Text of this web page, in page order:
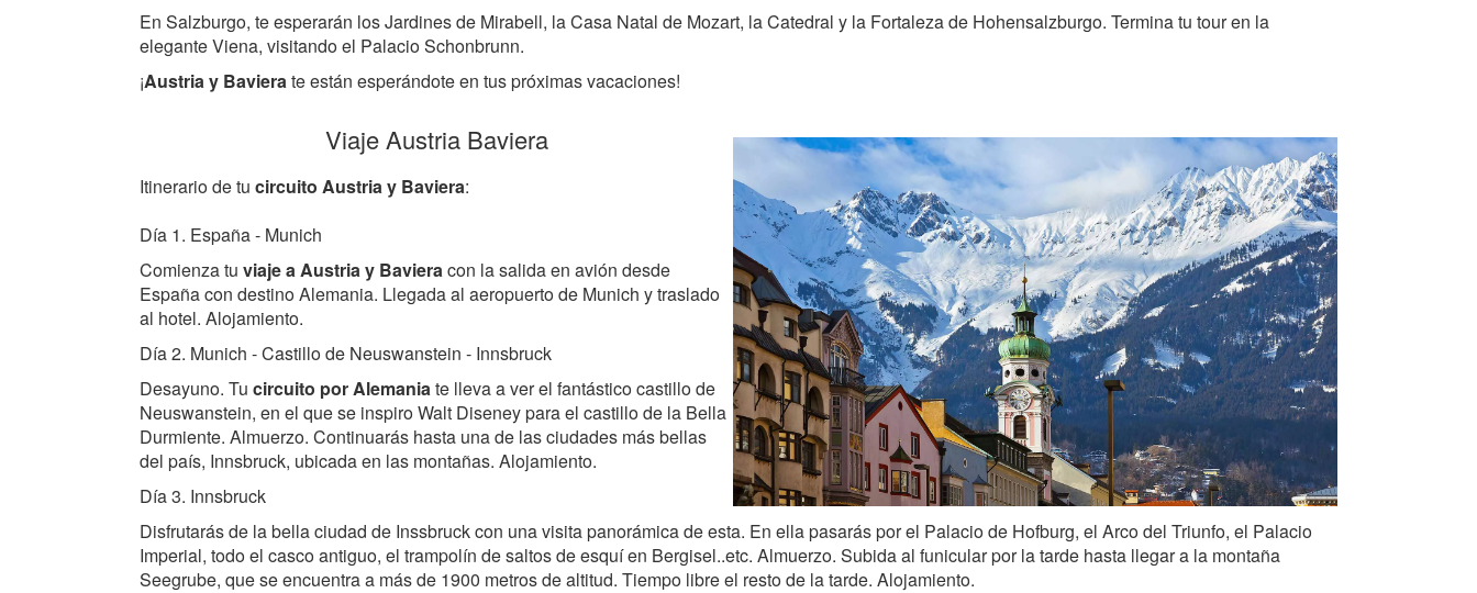
En Salzburgo, te esperarán los Jardines de Mirabell, la Casa Natal de Mozart, la Catedral y la Fortaleza de Hohensalzburgo. Termina tu tour en la
elegante Viena, visitando el Palacio Schonbrunn.
¡Austria y Bavierate están esperándote en tus próximas vacaciones!
Viaje Austria Baviera
Itinerario de tu circuito Austria y Baviera:
Día 1. España - Munich
Comienza tu viaje a Austria y Bavieracon la salida en avión desde
España con destino Alemania. Llegada al aeropuerto de Munich y traslado
al hotel. Alojamiento.
Día 2. Munich - Castillo de Neuswanstein - Innsbruck
Desayuno. Tu circuito por Alemaniate lleva a ver el fantástico castillo de
Neuswanstein, en el que se inspiro Walt Diseney para el castillo de la Bella
Durmiente. Almuerzo. Continuarás hasta una de las ciudades más bellas
del país, Innsbruck, ubicada en las montañas. Alojamiento.
Día 3. Innsbruck
Disfrutarás de la bella ciudad de Inssbruck con una visita panorámica de esta. En ella pasarás por el Palacio de Hofburg, el Arco del Triunfo, el Palacio
Imperial, todo el casco antiguo, el trampolín de saltos de esquí en Bergisel..etc. Almuerzo. Subida al funicular por la tarde hasta llegar a la montaña
Seegrube, que se encuentra a más de 1900 metros de altitud. Tiempo libre el resto de la tarde. Alojamiento.